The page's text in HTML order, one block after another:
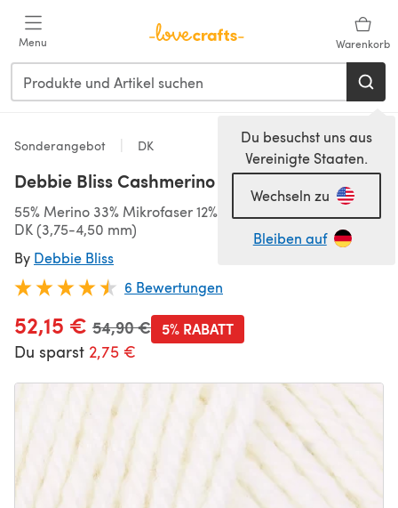
Menu Warenkorb
Du besuchst uns aus
Vereinigte Staaten.
Wechseln zu
Bleiben auf
Sonderangebot DK
Debbie Bliss Cashmerino DK 10er Sparset
55% Merino 33% Mikrofaser 12% Kaschmir, 1100m/500g,
DK (3,75-4,50 mm)
By Debbie Bliss
6 Bewertungen
52,15 € Alter Preis
54,90 €
Du sparst 2,75 €
5% RABATT